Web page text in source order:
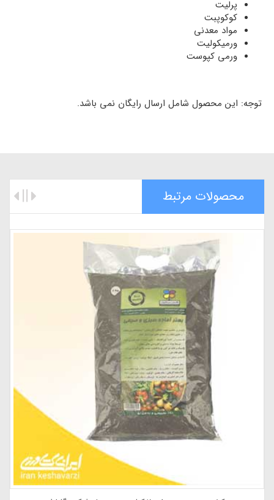
پرلیت
کوکوپبت
مواد معدنی
ورمیکولیت
ورمی کپوست
توجه: این محصول شامل ارسال رایگان نمی باشد.
محصولات مرتبط